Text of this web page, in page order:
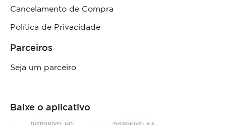
Cancelamento de Compra
Política de Privacidade
Parceiros
Seja um parceiro
Baixe o aplicativo